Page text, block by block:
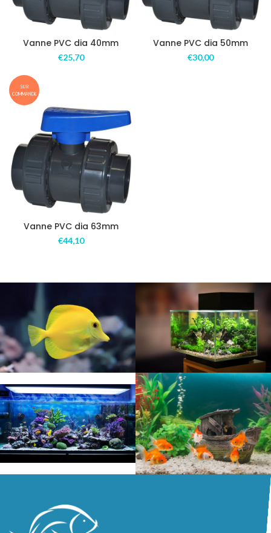
Vanne PVC dia 40mm
€25,70
Vanne PVC dia 50mm
€30,00
SUR
COMMANDE
Vanne PVC dia 63mm
€44,10